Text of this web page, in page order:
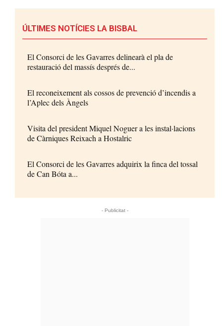
ÚLTIMES NOTÍCIES LA BISBAL
El Consorci de les Gavarres delinearà el pla de
restauració del massís després de...
El reconeixement als cossos de prevenció d’incendis a
l’Aplec dels Àngels
Visita del president Miquel Noguer a les instal·lacions
de Càrniques Reixach a Hostalric
El Consorci de les Gavarres adquirix la finca del tossal
de Can Bóta a...
- Publicitat -